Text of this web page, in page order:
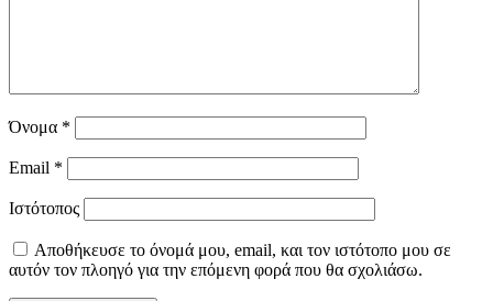
Όνομα *
Email *
Ιστότοπος
Αποθήκευσε το όνομά μου, email, και τον ιστότοπο μου σε
αυτόν τον πλοηγό για την επόμενη φορά που θα σχολιάσω.